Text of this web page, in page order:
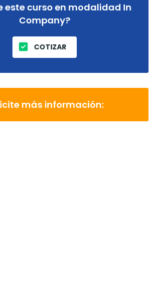
este curso en modalidad In
Company?
COTIZAR
más información: